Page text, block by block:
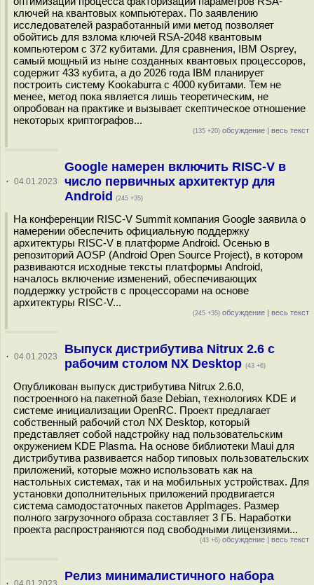
ключей на квантовых компьютерах. По заявлению
исследователей разработанный ими метод позволяет
обойтись для взлома ключей RSA-2048 квантовым
компьютером с 372 кубитами. Для сравнения, IBM Osprey,
самый мощный из ныне созданных квантовых процессоров,
содержит 433 кубита, а до 2026 года IBM планирует
построить систему Kookaburra с 4000 кубитами. Тем не
менее, метод пока является лишь теоретическим, не
опробован на практике и вызывает скептическое отношение
некоторых криптографов...
(135 +20) обсуждение | весь текст
· 04.01.2023
Google намерен включить RISC-V в
число первичных архитектур для
Android
(245 +35)
На конференции RISC-V Summit компания Google заявила о
намерении обеспечить официальную поддержку
архитектуры RISC-V в платформе Android. Осенью в
репозиторий AOSP (Android Open Source Project), в котором
развиваются исходные тексты платформы Android,
началось включение изменений, обеспечивающих
поддержку устройств с процессорами на основе
архитектуры RISC-V...
(245 +35) обсуждение | весь текст
· 04.01.2023
Выпуск дистрибутива Nitrux 2.6 с
рабочим столом NX Desktop (43 +6)
Опубликован выпуск дистрибутива Nitrux 2.6.0,
построенного на пакетной базе Debian, технологиях KDE и
системе инициализации OpenRC. Проект предлагает
собственный рабочий стол NX Desktop, который
представляет собой надстройку над пользовательским
окружением KDE Plasma. На основе библиотеки Maui для
дистрибутива развивается набор типовых пользовательских
приложений, которые можно использовать как на
настольных системах, так и на мобильных устройствах. Для
установки дополнительных приложений продвигается
система самодостаточных пакетов AppImages. Размер
полного загрузочного образа составляет 3 ГБ. Наработки
проекта распространяются под свободными лицензиями...
(43 +6) обсуждение | весь текст
Релиз минималистичного набора